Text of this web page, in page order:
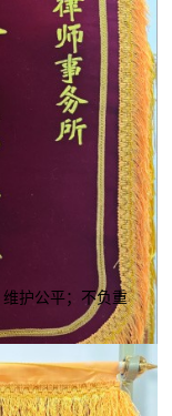
护公平；不负重